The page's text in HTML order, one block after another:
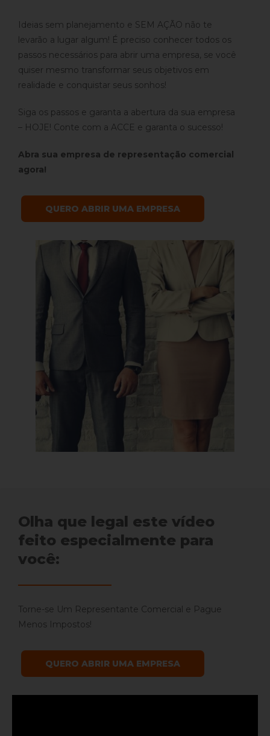
Ideias sem planejamento e SEM AÇÃO não te
levarão a lugar algum! É preciso conhecer todos os
passos necessários para abrir uma empresa, se você
quiser mesmo transformar seus objetivos em
realidade e conquistar seus sonhos!
Siga os passos e garanta a abertura da sua empresa
– HOJE! Conte com a ACCE e garanta o sucesso!
Abra sua empresa de representação comercial
agora!
QUERO ABRIR UMA EMPRESA
Olha que legal este vídeo
feito especialmente para
você:
Torne-se Um Representante Comercial e Pague
Menos Impostos!
QUERO ABRIR UMA EMPRESA